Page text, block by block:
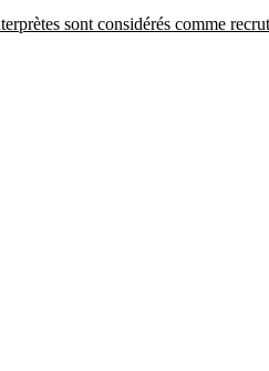
sont considérés comme